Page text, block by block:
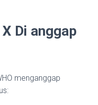
Di anggap
menganggap